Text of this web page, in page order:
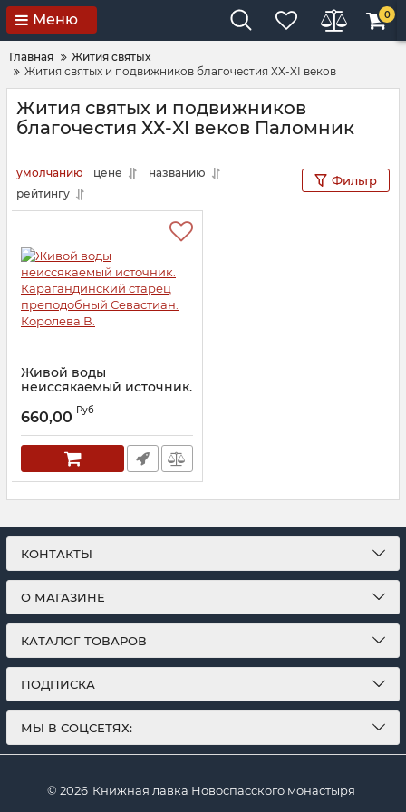
Меню 0
Главная
Жития святых
Жития святых и подвижников благочестия ХХ-XI веков
Жития святых и подвижников
благочестия ХХ-XI веков Паломник
умолчанию цене
названию
рейтингу
Фильтр
Живой воды
неиссякаемый источник.
Карагандинский старец
преподобный Севастиан.
Артикул: 18092
660,00 Руб
КОНТАКТЫ
О МАГАЗИНЕ
КАТАЛОГ ТОВАРОВ
ПОДПИСКА
МЫ В СОЦСЕТЯХ:
© 2026 Книжная лавка Новоспасского монастыря